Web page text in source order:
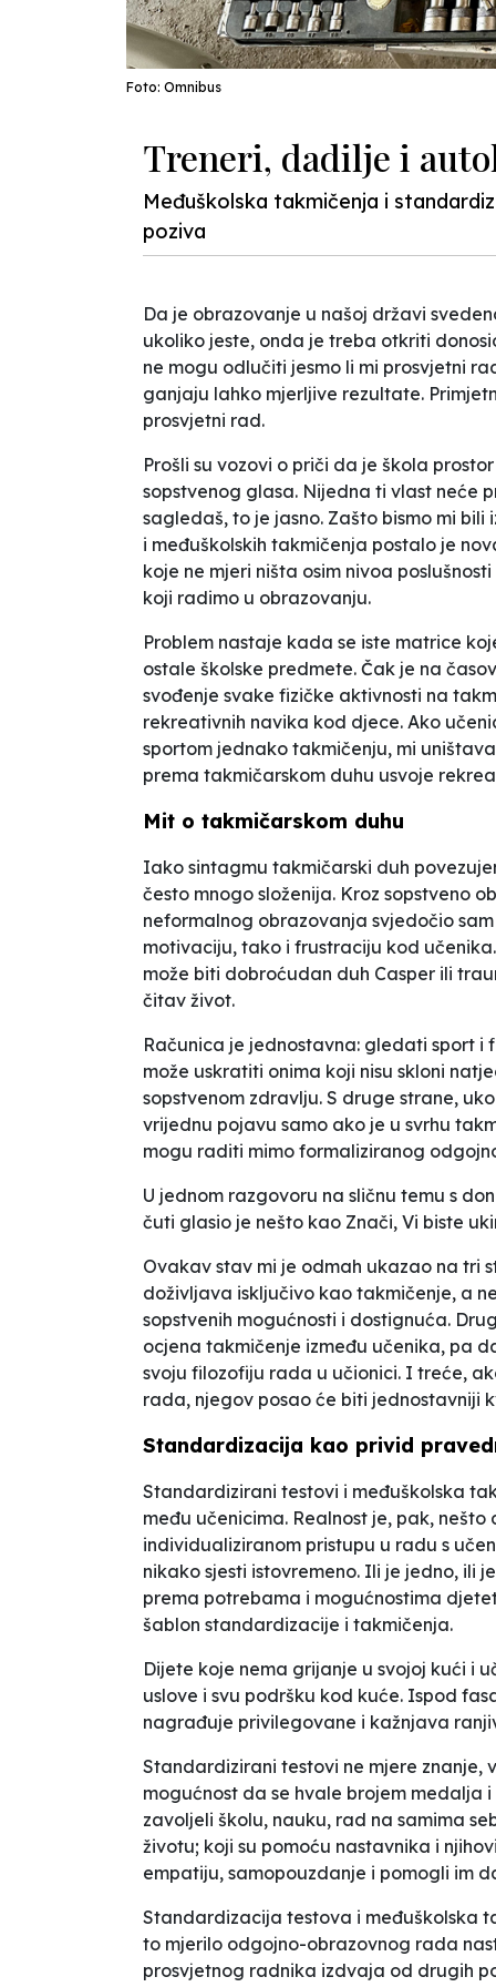
Foto: Omnibus
Treneri, dadilje i
Međuškolska takmičenja i
poziva
Da je obrazovanje u našoj državi
ukoliko jeste, onda je treba otkriti
ne mogu odlučiti jesmo li mi prosvjetni
ganjaju lahko mjerljive rezultate.
prosvjetni rad.
Prošli su vozovi o priči da je škola
sopstvenog glasa. Nijedna ti vlast neće
sagledaš, to je jasno. Zašto bismo mi
i međuškolskih takmičenja postalo je
koje ne mjeri ništa osim nivoa
koji radimo u obrazovanju.
Problem nastaje kada se iste matrice
ostale školske predmete. Čak je na
svođenje svake fizičke aktivnosti na
rekreativnih navika kod djece. Ako
sportom jednako takmičenju, mi
prema takmičarskom duhu usvoje
Mit o takmičarskom duhu
Iako sintagmu takmičarski duh
često mnogo složenija. Kroz sopstveno
neformalnog obrazovanja svjedočio
motivaciju, tako i frustraciju kod
može biti dobroćudan duh Casper ili
čitav život.
Računica je jednostavna: gledati sport i
može uskratiti onima koji nisu skloni
sopstvenom zdravlju. S druge strane,
vrijednu pojavu samo ako je u svrhu
mogu raditi mimo formaliziranog
U jednom razgovoru na sličnu temu s
čuti glasio je nešto kao Znači, Vi biste
Ovakav stav mi je odmah ukazao na tri
doživljava isključivo kao takmičenje, a
sopstvenih mogućnosti i dostignuća.
ocjena takmičenje između učenika, pa
svoju filozofiju rada u učionici. I treće,
rada, njegov posao će biti jednostavniji
Standardizacija kao privid
Standardizirani testovi i međuškolska
među učenicima. Realnost je, pak,
individualiziranom pristupu u radu s
nikako sjesti istovremeno. Ili je jedno, ili
prema potrebama i mogućnostima
šablon standardizacije i takmičenja.
Dijete koje nema grijanje u svojoj kući i
uslove i svu podršku kod kuće. Ispod
nagrađuje privilegovane i kažnjava
Standardizirani testovi ne mjere znanje,
mogućnost da se hvale brojem medalja
zavoljeli školu, nauku, rad na samima
životu; koji su pomoću nastavnika i
empatiju, samopouzdanje i pomogli im
Standardizacija testova i međuškolska
to mjerilo odgojno-obrazovnog rada
prosvjetnog radnika izdvaja od drugih